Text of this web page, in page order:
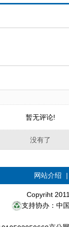
暂无评论!
没有了
网站介绍
Copyriht
支持协办：中